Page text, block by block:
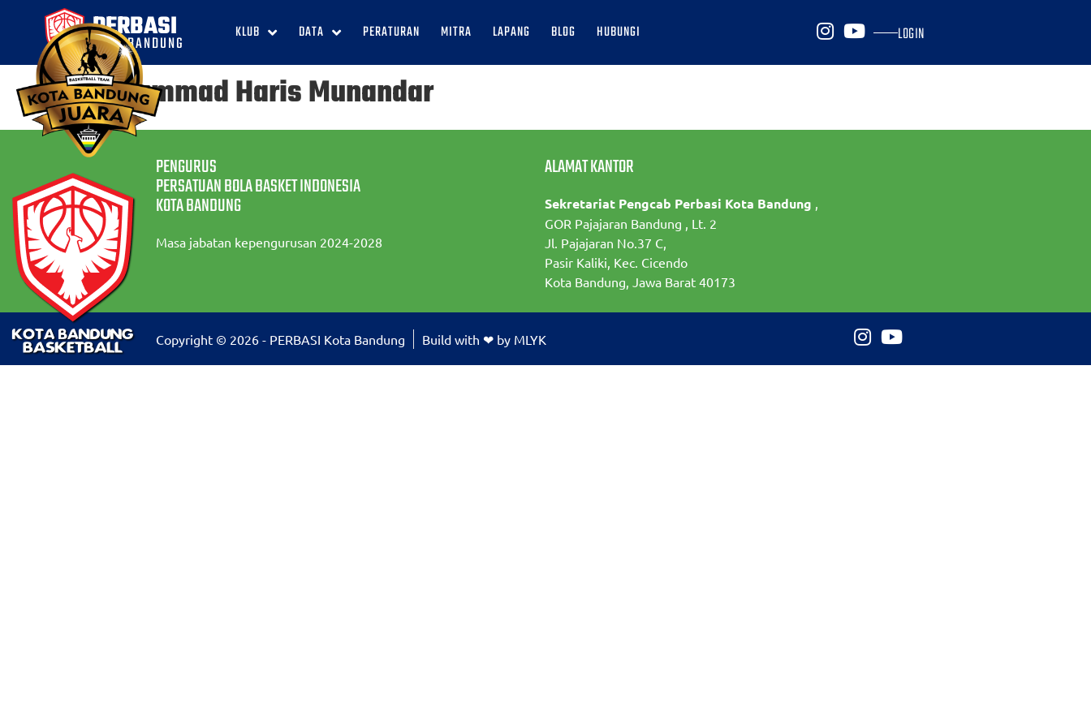
PERBASI
KOTA BANDUNG KLUB DATA PERATURAN MITRA LAPANG BLOG HUBUNGI LOGIN
Muhammad Haris Munandar
PENGURUS
PERSATUAN BOLA BASKET INDONESIA
KOTA BANDUNG
Masa jabatan kepengurusan 2024-2028
ALAMAT KANTOR
Sekretariat Pengcab Perbasi Kota Bandung ,
GOR Pajajaran Bandung , Lt. 2
Jl. Pajajaran No.37 C,
Pasir Kaliki, Kec. Cicendo
Kota Bandung, Jawa Barat 40173
Copyright © 2026 - PERBASI Kota Bandung Build with ❤ by MLYK